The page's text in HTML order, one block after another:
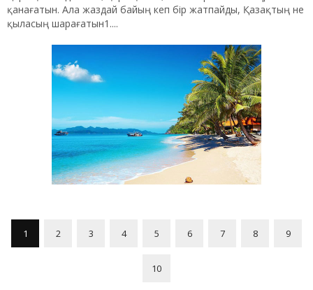
қанағатын. Ала жаздай байың кеп бір жатпайды, Қазақтың не
қыласың шарағатын1....
1 2 3 4 5 6 7 8 9
10